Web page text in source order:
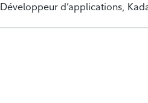
Développeur d’applications,